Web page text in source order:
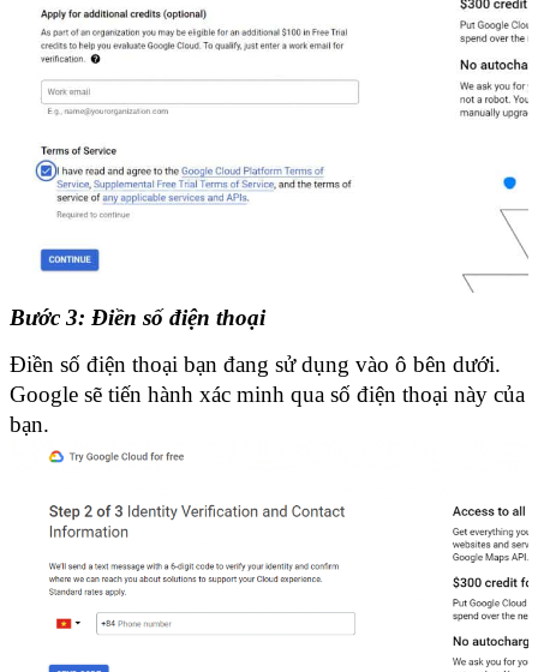
Bước 3: Điền số điện thoại
Điền số điện thoại bạn đang sử dụng vào ô bên dưới.
Google sẽ tiến hành xác minh qua số điện thoại này của
bạn.